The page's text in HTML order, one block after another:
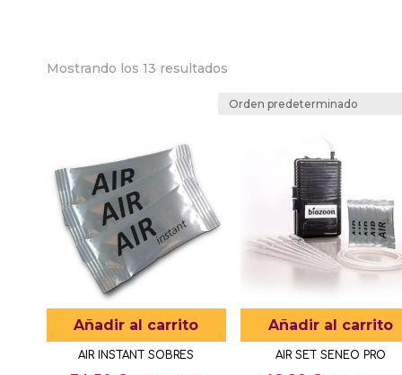
Mostrando los 13 resultados
Añadir al carrito
AIR INSTANT SOBRES
Añadir al carrito
AIR SET SENEO PRO